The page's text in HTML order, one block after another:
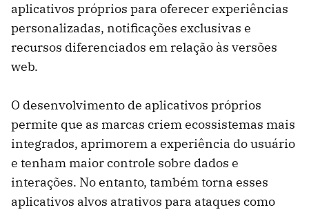
aplicativos próprios para oferecer experiências
personalizadas, notificações exclusivas e
recursos diferenciados em relação às versões
web.
O desenvolvimento de aplicativos próprios
permite que as marcas criem ecossistemas mais
integrados, aprimorem a experiência do usuário
e tenham maior controle sobre dados e
interações. No entanto, também torna esses
aplicativos alvos atrativos para ataques como